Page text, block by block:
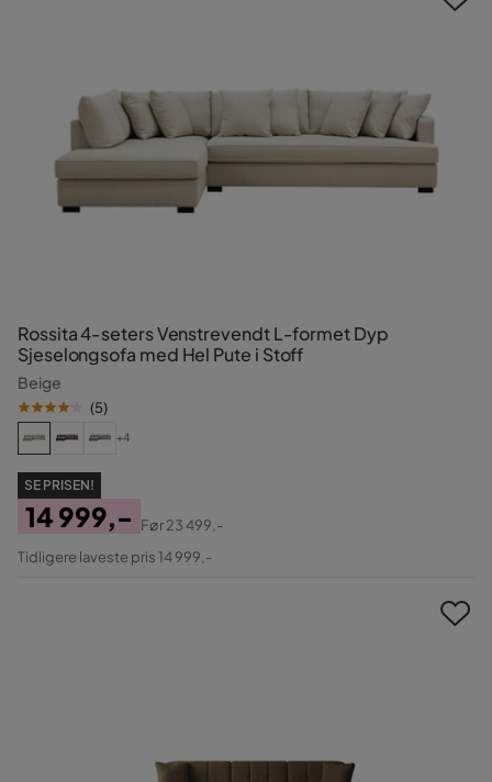
Rossita 4-seters Venstrevendt L-formet Dyp
Sjeselongsofa med Hel Pute i Stoff
Beige
(5)
+4
SE PRISEN!
Pris
14 999,-
Original
Før23 499,-
Tidligere laveste pris 14 999,-